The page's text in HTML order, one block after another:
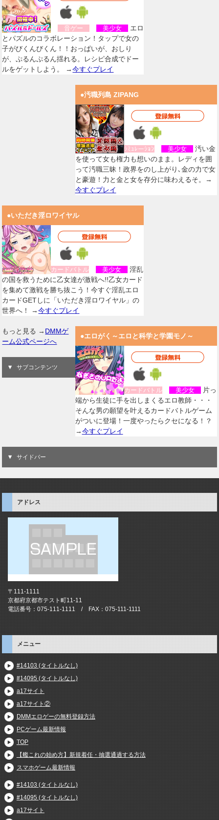
音ゲー 美少女
エロ
とパズルのコラボレーション！タップで女の
子がびくんびくん！！おっぱいが、おしり
が、ぷるんぷるん揺れる。レシピ合成でドー
ルをゲットしよう。 →今すぐプレイ
●汚職列島 ZIPANG
ｼﾐｭﾚーｼｮﾝ 美少女
汚い金
を使って女も権力も想いのまま。レディを囲
って汚職三昧！政界をのし上がり､金の力で女
と豪遊！力と金と女を存分に味わえるそ。→
今すぐプレイ
●いただき淫ロワイヤル
カードバトル 美少女
淫乱
の国を救うために乙女達が激戦へ!!乙女カード
を集めて激戦を勝ち抜こう！今すぐ淫乱エロ
カードGETしに「いただき淫ロワイヤル」の
世界へ！ →今すぐプレイ
●エロがく～エロと科学と学園モノ～
カードバトル 美少女
片っ
端から生徒に手を出しまくるエロ教師・・・
そんな男の願望を叶えるカードバトルゲーム
がついに登場！一度やったらクセになる！？
→今すぐプレイ
もっと見る → DMMゲ
ーム公式ページへ
サブコンテンツ
サイドバー
アドレス
〒111-1111
京都府京都市テスト町11-11
電話番号：075-111-1111 / FAX：075-111-1111
メニュー
#14103 (タイトルなし)
#14095 (タイトルなし)
a17サイト
a17サイト②
DMMエロゲーの無料登録方法
PCゲーム最新情報
TOP
【艦これの始め方】新規着任・抽選通過する方法
スマホゲーム最新情報
#14103 (タイトルなし)
#14095 (タイトルなし)
a17サイト